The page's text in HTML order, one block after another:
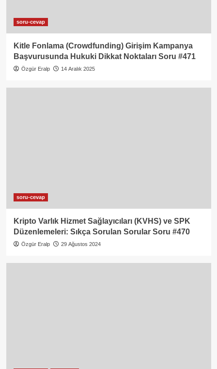
soru-cevap
Kitle Fonlama (Crowdfunding) Girişim Kampanya
Başvurusunda Hukuki Dikkat Noktaları Soru #471
Özgür Eralp 14 Aralık 2025
soru-cevap
Kripto Varlık Hizmet Sağlayıcıları (KVHS) ve SPK
Düzenlemeleri: Sıkça Sorulan Sorular Soru #470
Özgür Eralp 29 Ağustos 2024